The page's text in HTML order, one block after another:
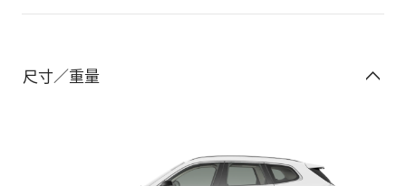
尺寸／重量